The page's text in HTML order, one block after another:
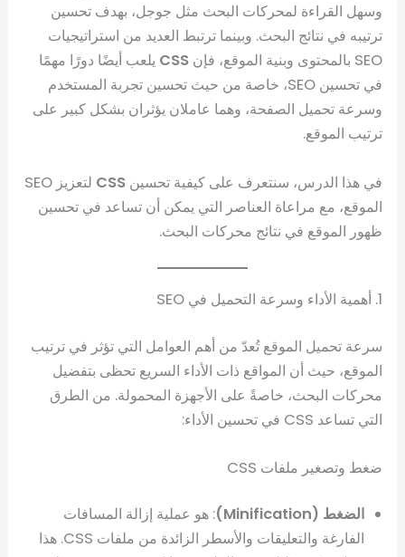
وسهل القراءة لمحركات البحث مثل جوجل، بهدف تحسين
ترتيبه في نتائج البحث. وبينما ترتبط العديد من استراتيجيات
SEO بالمحتوى وبنية الموقع، فإن
CSS يلعب أيضًا دورًا مهمًا
في تحسين SEO، خاصة من حيث تحسين تجربة المستخدم
وسرعة تحميل الصفحة، وهما عاملان يؤثران بشكل كبير على
ترتيب الموقع.
في هذا الدرس، سنتعرف على كيفية تحسينCSS
لتعزيز SEO
الموقع، مع مراعاة العناصر التي يمكن أن تساعد في تحسين
ظهور الموقع في نتائج محركات البحث.
1. أهمية الأداء وسرعة التحميل في SEO
سرعة تحميل الموقع تُعدّ من أهم العوامل التي تؤثر في ترتيب
الموقع، حيث أن المواقع ذات الأداء السريع تحظى بتفضيل
محركات البحث، خاصةً على الأجهزة المحمولة. من الطرق
التي تساعد CSS في تحسين الأداء:
ضغط وتصغير ملفات CSS
الضغط (Minification)
: هو عملية إزالة المسافات
الفارغة والتعليقات والأسطر الزائدة من ملفات CSS. هذا